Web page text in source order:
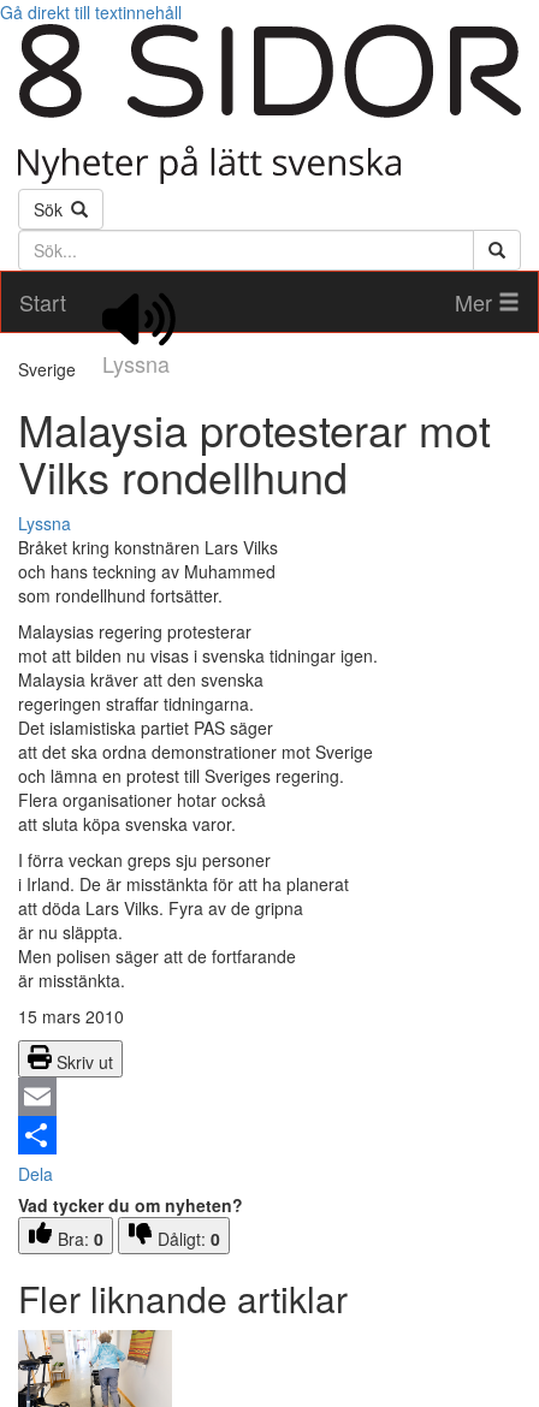
Gå direkt till textinnehåll
Sök
Söktext
Start
Lyssna
Mer
Sverige
Malaysia protesterar mot
Vilks rondellhund
Lyssna
Bråket kring konstnären Lars Vilks
och hans teckning av Muhammed
som rondellhund fortsätter.
Malaysias regering protesterar
mot att bilden nu visas i svenska tidningar igen.
Malaysia kräver att den svenska
regeringen straffar tidningarna.
Det islamistiska partiet PAS säger
att det ska ordna demonstrationer mot Sverige
och lämna en protest till Sveriges regering.
Flera organisationer hotar också
att sluta köpa svenska varor.
I förra veckan greps sju personer
i Irland. De är misstänkta för att ha planerat
att döda Lars Vilks. Fyra av de gripna
är nu släppta.
Men polisen säger att de fortfarande
är misstänkta.
15 mars 2010
Skriv ut
Email
Dela
Vad tycker du om nyheten?
Bra: 0 Dåligt: 0
Fler liknande artiklar